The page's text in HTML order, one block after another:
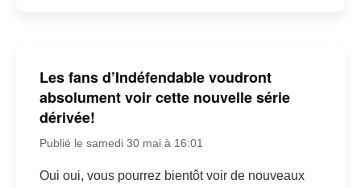
Les fans d’Indéfendable voudront
absolument voir cette nouvelle série
dérivée!
Publié le samedi 30 mai à 16:01
Oui oui, vous pourrez bientôt voir de nouveaux